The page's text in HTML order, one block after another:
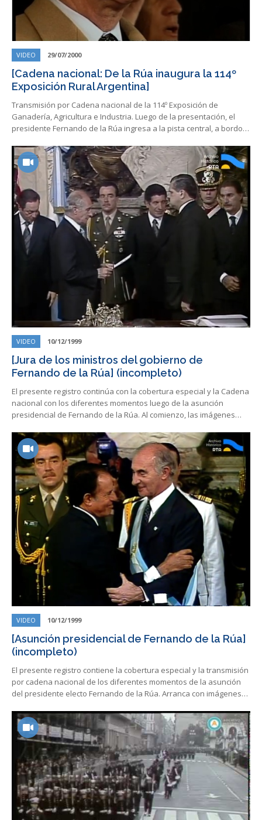
VIDEO 29/07/2000
[Cadena nacional: De la Rúa inaugura la 114º
Exposición Rural Argentina]
Transmisión por Cadena nacional de la 114º Exposición de
Ganadería, Agricultura e Industria. Luego de la presentación, el
presidente Fernando de la Rúa ingresa a la pista central, a bordo…
VIDEO 10/12/1999
[Jura de los ministros del gobierno de
Fernando de la Rúa] (incompleto)
El presente registro continúa con la cobertura especial y la Cadena
nacional con los diferentes momentos luego de la asunción
presidencial de Fernando de la Rúa. Al comienzo, las imágenes…
VIDEO 10/12/1999
[Asunción presidencial de Fernando de la Rúa]
(incompleto)
El presente registro contiene la cobertura especial y la transmisión
por cadena nacional de los diferentes momentos de la asunción
del presidente electo Fernando de la Rúa. Arranca con imágenes…